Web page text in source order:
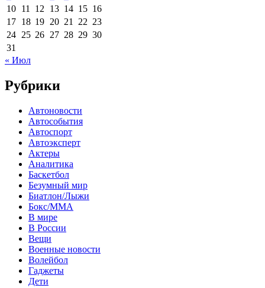
10 11 12 13 14 15 16
17 18 19 20 21 22 23
24 25 26 27 28 29 30
31
« Июл
Рубрики
Автоновости
Автособытия
Автоспорт
Автоэксперт
Актеры
Аналитика
Баскетбол
Безумный мир
Биатлон/Лыжи
Бокс/MMA
В мире
В России
Вещи
Военные новости
Волейбол
Гаджеты
Дети